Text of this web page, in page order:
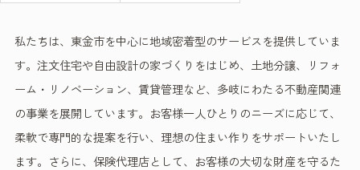
私たちは、東金市を中心に地域密着型のサービスを提供していま
す。注文住宅や自由設計の家づくりをはじめ、土地分譲、リフォ
ーム・リノベーション、賃貸管理など、多岐にわたる不動産関連
の事業を展開しています。お客様一人ひとりのニーズに応じて、
柔軟で専門的な提案を行い、理想の住まい作りをサポートいたし
ます。さらに、保険代理店として、お客様の大切な財産を守るた